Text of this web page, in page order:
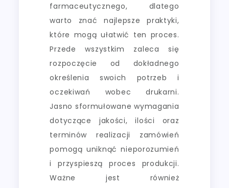
farmaceutycznego, dlatego
warto znać najlepsze praktyki,
które mogą ułatwić ten proces.
Przede wszystkim zaleca się
rozpoczęcie od dokładnego
określenia swoich potrzeb i
oczekiwań wobec drukarni.
Jasno sformułowane wymagania
dotyczące jakości, ilości oraz
terminów realizacji zamówień
pomogą uniknąć nieporozumień
i przyspieszą proces produkcji.
Ważne jest również